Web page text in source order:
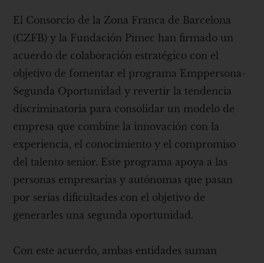
El Consorcio de la Zona Franca de Barcelona
(CZFB) y la Fundación Pimec han firmado un
acuerdo de colaboración estratégico con el
objetivo de fomentar el programa Emppersona-
Segunda Oportunidad y revertir la tendencia
discriminatoria para consolidar un modelo de
empresa que combine la innovación con la
experiencia, el conocimiento y el compromiso
del talento senior. Este programa apoya a las
personas empresarias y autónomas que pasan
por serias dificultades con el objetivo de
generarles una segunda oportunidad.
Con este acuerdo, ambas entidades suman